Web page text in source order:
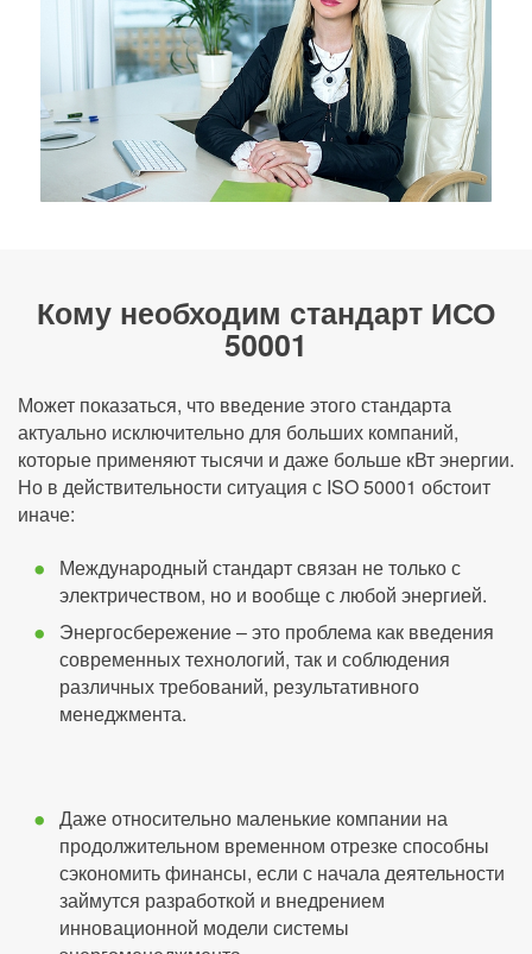
Кому необходим стандарт ИСО
50001
Может показаться, что введение этого стандарта
актуально исключительно для больших компаний,
которые применяют тысячи и даже больше кВт энергии.
Но в действительности ситуация с ISO 50001 обстоит
иначе:
Международный стандарт связан не только с
электричеством, но и вообще с любой энергией.
Энергосбережение – это проблема как введения
современных технологий, так и соблюдения
различных требований, результативного
менеджмента.
Даже относительно маленькие компании на
продолжительном временном отрезке способны
сэкономить финансы, если с начала деятельности
займутся разработкой и внедрением
инновационной модели системы